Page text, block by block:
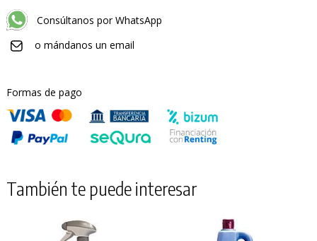
Consúltanos por WhatsApp
o mándanos un email
Formas de pago
También te puede interesar